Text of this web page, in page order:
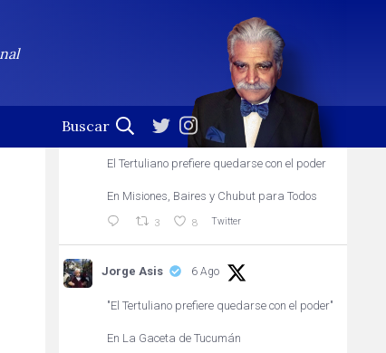
Seguir
Profesional de la palabra. (En esta cuenta no se leen
Jorge Asis 20h
El Tertuliano prefiere quedarse con el poder
En Misiones, Baires y Chubut para Todos
3 8 Twitter
Jorge Asis 6 Ago
"El Tertuliano prefiere quedarse con el poder"
En La Gaceta de Tucumán